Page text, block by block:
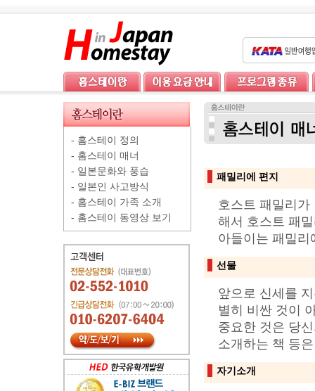
- 홈스테이 정의
- 홈스테이 매너
- 일본문화와 풍습
- 일본인 사고방식
- 홈스테이 가족 소개
- 홈스테이 동영상 보기
패밀리에 편지
호스트 패밀리
해서 호스트 패
아들이는 패밀리
선물
앞으로 신세를
별히 비싼 것이
중요한 것은 당
소개하는 책 등
자기소개